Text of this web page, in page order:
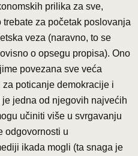
prilika za sve,
za početak poslovanja
veza (naravno, to se
o opsegu propisa). Ono
povezana sve veća
poticanje demokracije i
jedna od njegovih najvećih
učiniti više u svrgavanju
odgovornosti u
ikada mogli (ta snaga je